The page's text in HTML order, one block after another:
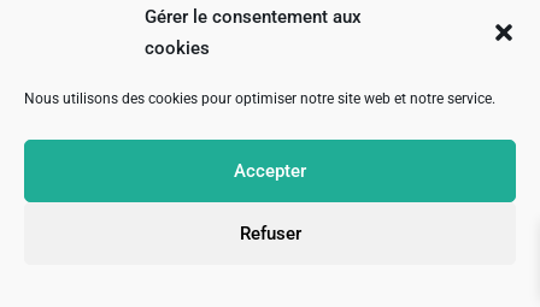
Gérer le consentement aux
cookies
Nous utilisons des cookies pour optimiser notre site web et notre service.
Accepter
Refuser